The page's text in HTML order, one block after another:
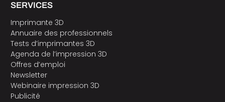
SERVICES
Imprimante 3D
Annuaire des professionnels
Tests d’imprimantes 3D
Agenda de l’impression 3D
Offres d’emploi
Newsletter
Webinaire impression 3D
Publicité